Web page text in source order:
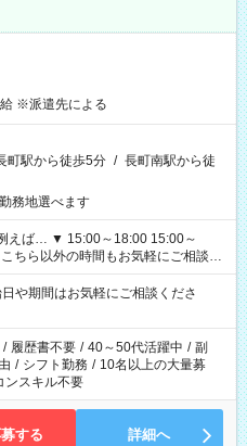
※派遣先による
町駅から徒歩5分 / 長町南駅から徒
務地選べます
期間はお気軽にご相談くださ
/ 履歴書不要 / 40～50代活躍中 / 副
/ シフト勤務 / 10名以上の大量募
ンスキル不要
する 詳細へ